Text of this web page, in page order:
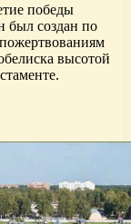
победы
был создан по
высотой